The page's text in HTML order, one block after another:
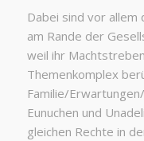
Dabei sind vor allem
am Rande der
weil ihr
Themenkomplex
Familie/
Eunuchen und
gleichen Rechte in